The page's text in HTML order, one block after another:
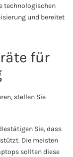
technologischen
und bereitet
für
stellen Sie
Sie, dass
Die meisten
sollten diese